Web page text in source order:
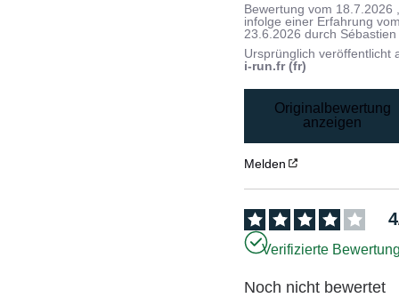
Bewertung vom 18.7.2026
infolge einer Erfahrung
23.6.2026 durch Sébastien
Ursprünglich veröffentlicht
i-run.fr (fr)
Originalbewertung
anzeigen
Melden
4
Verifizierte
Noch nicht bewertet